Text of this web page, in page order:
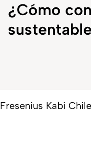
¿Cómo
Fresenius Kabi